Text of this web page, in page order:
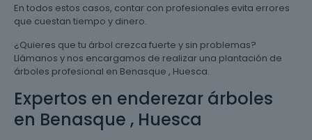
En todos estos casos, contar con profesionales evita errores
que cuestan tiempo y dinero.
¿Quieres que tu árbol crezca fuerte y sin problemas?
Llámanos y nos encargamos de realizar una plantación de
árboles profesional en Benasque , Huesca.
Expertos en enderezar árboles
en Benasque , Huesca